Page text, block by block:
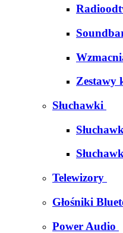
Zestawy
Słuchawki
Telewizory
Głośniki
Power Audio